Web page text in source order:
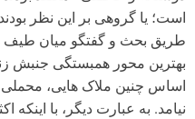
است؛ یا گروهی بر این نظر
طریق بحث و گفتگو میان طیف
بهترین محور همبستگی جنبش
اساس چنین ملاک هایی، محملی
نیامد. به عبارت دیگر، با اینکه